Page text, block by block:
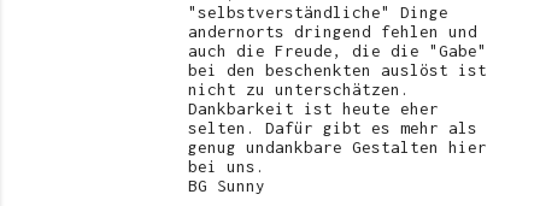
"selbstverständliche" Dinge
andernorts dringend fehlen und
auch die Freude, die die "Gabe"
bei den beschenkten auslöst ist
nicht zu unterschätzen.
Dankbarkeit ist heute eher
selten. Dafür gibt es mehr als
genug undankbare Gestalten hier
bei uns.
BG Sunny